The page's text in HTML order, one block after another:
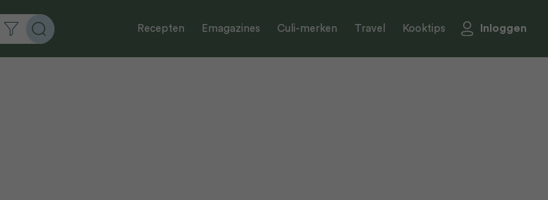
Recepten Emagazines Culi-merken Travel Kooktips Inloggen